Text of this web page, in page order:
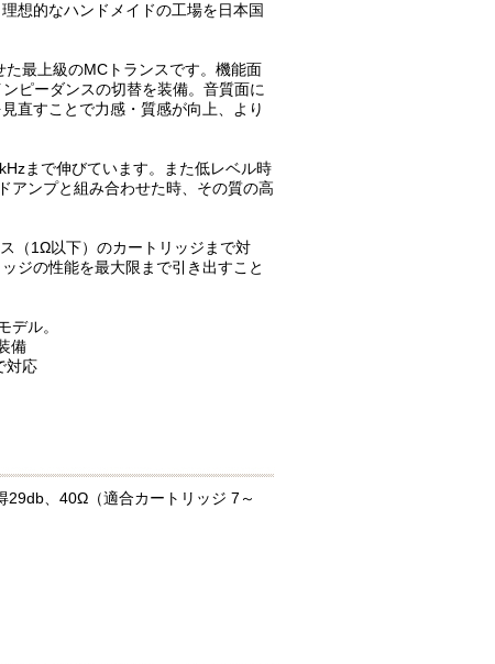
想的なハンドメイドの工場を日本国
最上級のMCトランスです。機能面
ピーダンスの切替を装備。音質面に
直すことで力感・質感が向上、より
まで伸びています。また低レベル時
アンプと組み合わせた時、その質の高
（1Ω以下）のカートリッジまで対
ジの性能を最大限まで引き出すこと
デル。
備
対応
、40Ω（適合カートリッジ 7～